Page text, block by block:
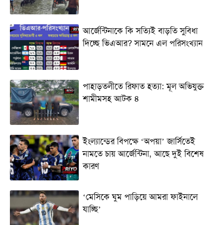
আর্জেন্টিনাকে কি সত্যিই বাড়তি সুবিধা
দিচ্ছে ভিএআর? সামনে এল পরিসংখ্যান
পাহাড়তলীতে রিফাত হত্যা: মূল অভিযুক্ত
শামীমসহ আটক ৪
ইংল্যান্ডের বিপক্ষে ‘অপয়া’ জার্সিতেই
নামতে চায় আর্জেন্টিনা, আছে দুই বিশেষ
কারণ
‘মেসিকে ঘুম পাড়িয়ে আমরা ফাইনালে
যাচ্ছি’